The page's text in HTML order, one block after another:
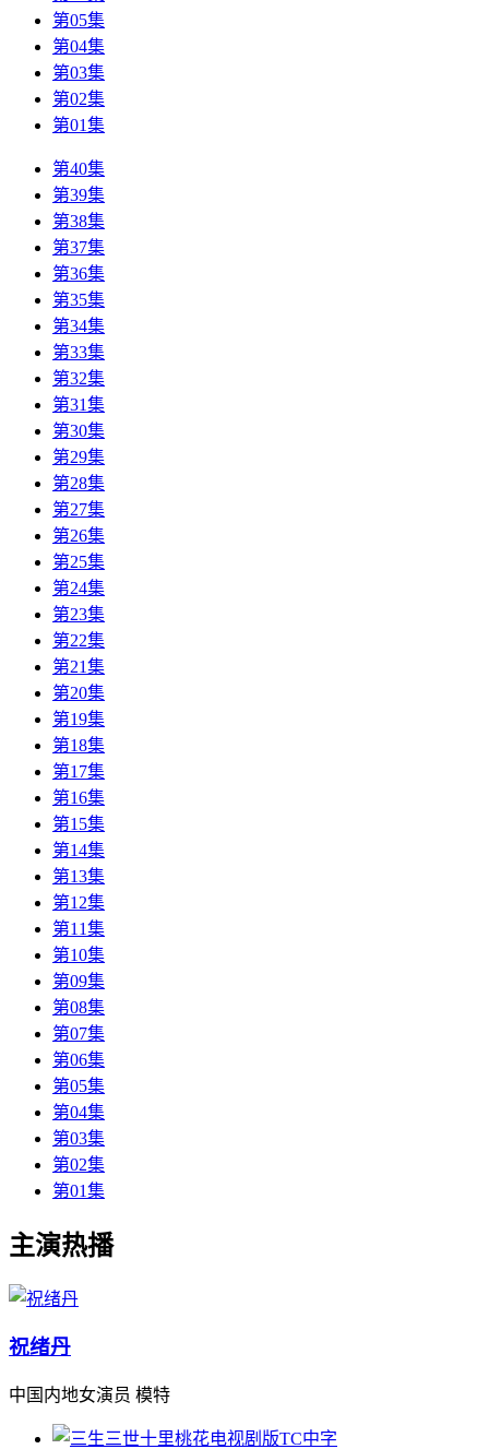
第05集
第04集
第03集
第02集
第01集
第40集
第39集
第38集
第37集
第36集
第35集
第34集
第33集
第32集
第31集
第30集
第29集
第28集
第27集
第26集
第25集
第24集
第23集
第22集
第21集
第20集
第19集
第18集
第17集
第16集
第15集
第14集
第13集
第12集
第11集
第10集
第09集
第08集
第07集
第06集
第05集
第04集
第03集
第02集
第01集
主演热播
祝绪丹
中国内地女演员 模特
TC中字